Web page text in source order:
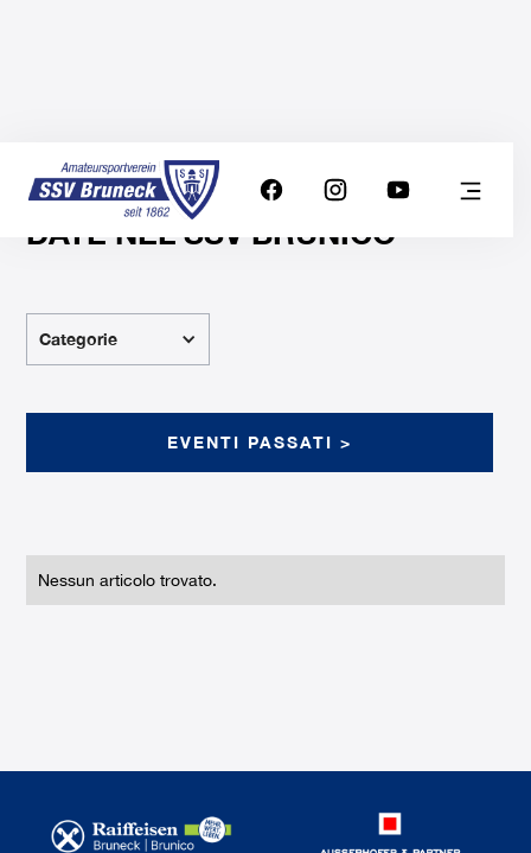
DATE NEL SSV BRUNICO
Categorie
EVENTI PASSATI >
Nessun articolo trovato.